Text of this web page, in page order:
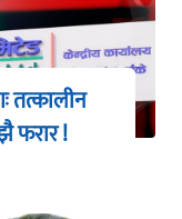
तत्कालीन
फरार !